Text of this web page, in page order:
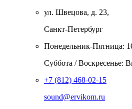
ул. Швецова, д. 23,
Санкт-Петербург
Понедельник-Пятница:
Суббота / Воскресенье:
+7 (812) 468-02-15
sound@ervikom.ru